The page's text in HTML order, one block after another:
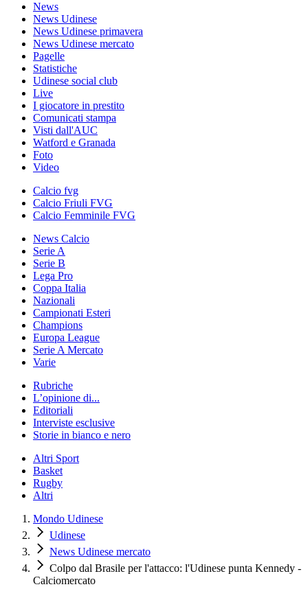
News
News Udinese
News Udinese primavera
News Udinese mercato
Pagelle
Statistiche
Udinese social club
Live
I giocatore in prestito
Comunicati stampa
Visti dall'AUC
Watford e Granada
Foto
Video
Calcio fvg
Calcio Friuli FVG
Calcio Femminile FVG
News Calcio
Serie A
Serie B
Lega Pro
Coppa Italia
Nazionali
Campionati Esteri
Champions
Europa League
Serie A Mercato
Varie
Rubriche
L’opinione di...
Editoriali
Interviste esclusive
Storie in bianco e nero
Altri Sport
Basket
Rugby
Altri
Mondo Udinese
Udinese
News Udinese mercato
Colpo dal Brasile per l'attacco: l'Udinese punta Kennedy -
Calciomercato